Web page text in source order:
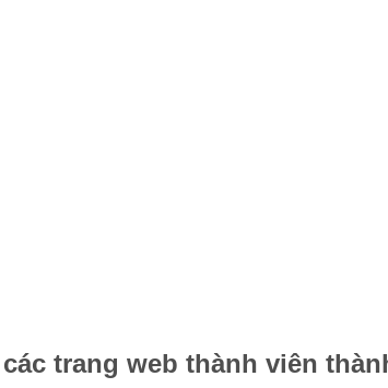
trang web thành viên